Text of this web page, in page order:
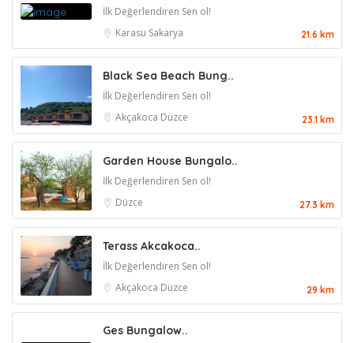
İlk Değerlendiren Sen ol!
Karasu Sakarya 21.6 km
Black Sea Beach Bung..
İlk Değerlendiren Sen ol!
Akçakoca Düzce 23.1 km
Garden House Bungalo..
İlk Değerlendiren Sen ol!
Düzce
27.3 km
Terass Akcakoca..
İlk Değerlendiren Sen ol!
Akçakoca Düzce 29 km
Ges Bungalow..